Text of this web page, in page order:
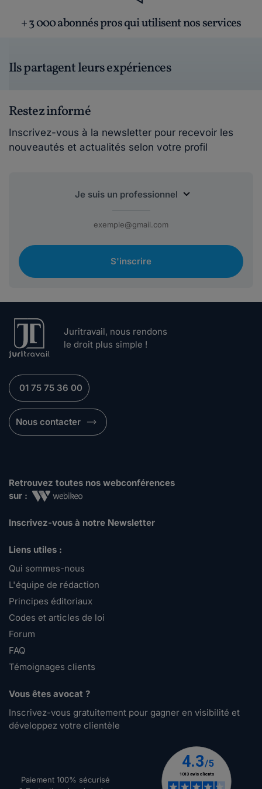
+ 3 000 abonnés pros qui utilisent nos services
Ils partagent leurs expériences
Restez informé
Inscrivez-vous à la newsletter pour recevoir les
nouveautés et actualités selon votre profil
S'inscrire
Juritravail, nous rendons
le droit plus simple !
01 75 75 36 00
Nous contacter
Retrouvez toutes nos webconférences
sur :
Inscrivez-vous à notre Newsletter
Liens utiles :
Qui sommes-nous
L'équipe de rédaction
Principes éditoriaux
Codes et articles de loi
Forum
FAQ
Témoignages clients
Vous êtes avocat ?
Inscrivez-vous gratuitement pour gagner en visibilité et
développez votre clientèle
Paiement 100% sécurisé